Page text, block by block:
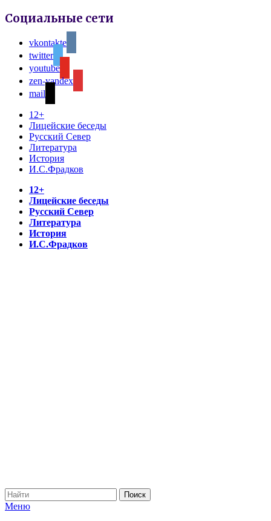
Социальные сети
vkontakte
twitter
youtube
zen-yandex
mail
12+
Лицейские беседы
Русский Север
Литература
История
И.С.Фрадков
12+
Лицейские беседы
Русский Север
Литература
История
И.С.Фрадков
Меню